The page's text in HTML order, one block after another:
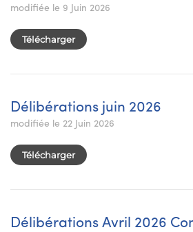
modifiée le 9 Juin 2026
Télécharger
Délibérations juin 2026
modifiée le 22 Juin 2026
Télécharger
Délibérations Avril 2026